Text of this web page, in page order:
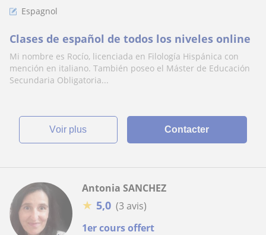
Espagnol
Clases de español de todos los niveles online
Mi nombre es Rocío, licenciada en Filología Hispánica con
mención en italiano. También poseo el Máster de Educación
Secundaria Obligatoria...
voir plus Contacter
1er cours offert
Antonia SANCHEZ
★ 5,0 (3 avis)